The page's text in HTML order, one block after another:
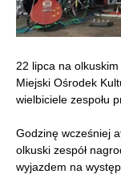
22 lipca na
Miejski Ośrodek
wielbiciele zespołu
Godzinę wcześniej
olkuski zespół
wyjazdem na